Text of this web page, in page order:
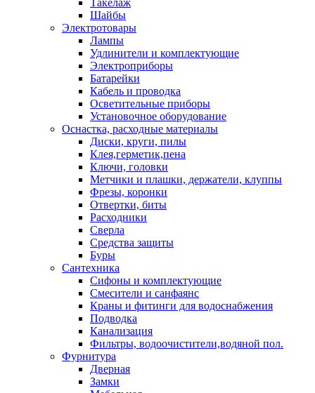
Такелаж
Шайбы
Электротовары
Лампы
Удлинители и комплектующие
Электроприборы
Батарейки
Кабель и проводка
Осветительные приборы
Установочное оборудование
Оснастка, расходные материалы
Диски, круги, пилы
Клея,герметик,пена
Ключи, головки
Метчики и плашки, держатели, клуппы
Фрезы, коронки
Отвертки, биты
Расходники
Сверла
Средства защиты
Буры
Сантехника
Сифоны и комплектующие
Смесители и санфаянс
Краны и фитинги для водоснабжения
Подводка
Канализация
Фильтры, водоочистители,водяной пол.
Фурнитура
Дверная
Замки